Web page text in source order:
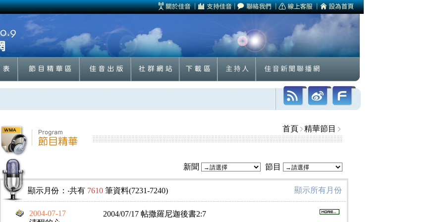
首頁 精華節目
新聞 節目
顯示月份： ‧共有 7610筆資料(7231-7240) 顯示所有月份
2004-07-17
2004/07/17 帖撒羅尼迦後書2:7